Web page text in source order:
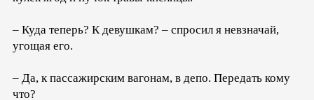
– Куда теперь? К девушкам? – спросил я невзначай,
угощая его.
– Да, к пассажирским вагонам, в депо. Передать кому
что?